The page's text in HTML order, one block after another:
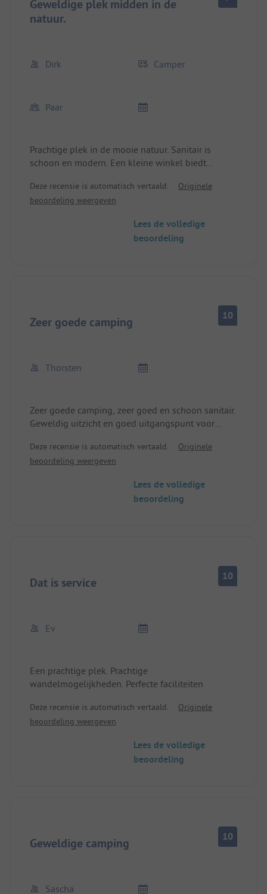
Geweldige plek midden in de
natuur.
Dirk Camper
Paar
Prachtige plek in de mooie natuur. Sanitair is
schoon en modern. Een kleine winkel biedt
spreekt heel goed Duits.
Deze recensie is automatisch vertaald.
Originele
beoordeling weergeven
Lees de volledige
beoordeling
Zeer goede camping 10
Thorsten
Zeer goede camping, zeer goed en schoon sanitair.
Geweldig uitzicht en goed uitgangspunt voor
Komen graag nog eens terug.
Deze recensie is automatisch vertaald.
Originele
beoordeling weergeven
Lees de volledige
beoordeling
Dat is service 10
Ev
Een prachtige plek. Prachtige
wandelmogelijkheden. Perfecte faciliteiten
Deze recensie is automatisch vertaald.
Originele
beoordeling weergeven
Lees de volledige
beoordeling
Geweldige camping 10
Sascha